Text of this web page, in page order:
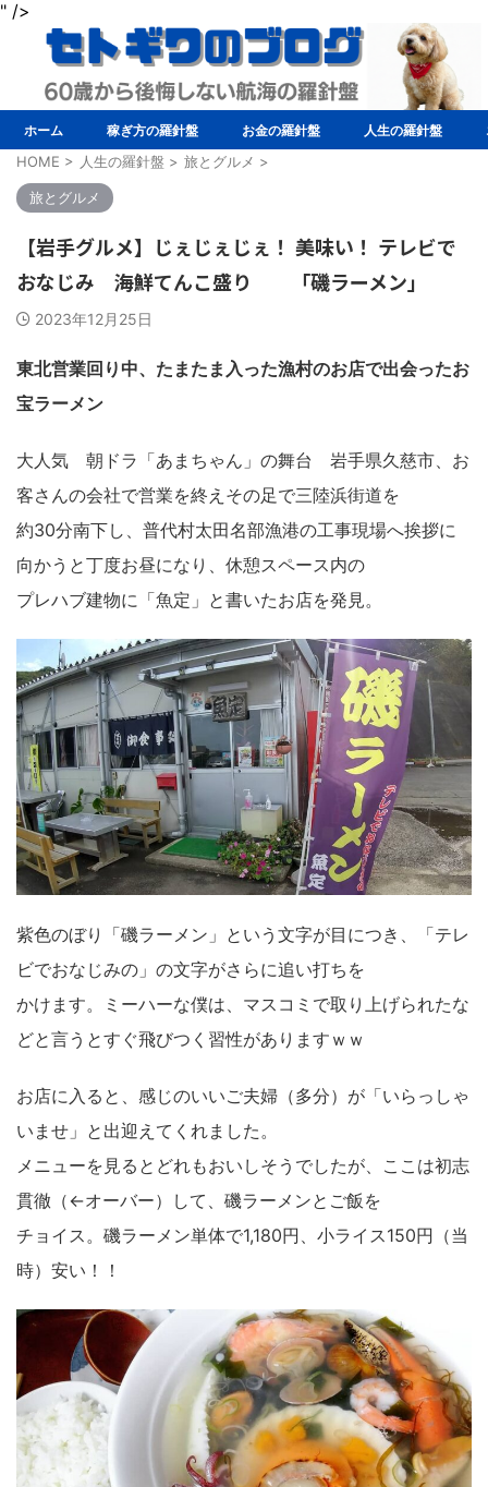
" />
ホーム 稼ぎ方の羅針盤 お金の羅針盤 人生の羅針盤
HOME > 人生の羅針盤 > 旅とグルメ >
旅とグルメ
【岩手グルメ】じぇじぇじぇ！ 美味い！ テレビで
おなじみ 海鮮てんこ盛り 「磯ラーメン」
2023年12月25日
東北営業回り中、たまたま入った漁村のお店で出会ったお
宝ラーメン
大人気 朝ドラ「あまちゃん」の舞台 岩手県久慈市、お
客さんの会社で営業を終えその足で三陸浜街道を
約30分南下し、普代村太田名部漁港の工事現場へ挨拶に
向かうと丁度お昼になり、休憩スペース内の
プレハブ建物に「魚定」と書いたお店を発見。
紫色のぼり「磯ラーメン」という文字が目につき、「テレ
ビでおなじみの」の文字がさらに追い打ちを
かけます。ミーハーな僕は、マスコミで取り上げられたな
どと言うとすぐ飛びつく習性がありますｗｗ
お店に入ると、感じのいいご夫婦（多分）が「いらっしゃ
いませ」と出迎えてくれました。
メニューを見るとどれもおいしそうでしたが、ここは初志
貫徹（←オーバー）して、磯ラーメンとご飯を
チョイス。磯ラーメン単体で1,180円、小ライス150円（当
時）安い！！